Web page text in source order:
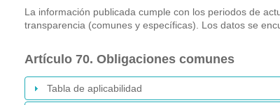
La información publicada cumple con los periodos de
transparencia (comunes y específicas). Los datos se
Artículo 70. Obligaciones comunes
Tabla de aplicabilidad